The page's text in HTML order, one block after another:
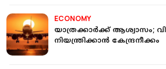
ECONOMY
യാത്രക്കാര്‍ക്ക് ആശ്വാസം;
നിയന്ത്രിക്കാന്‍ കേന്ദ്രനീക്കം